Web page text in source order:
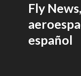
Fly
español